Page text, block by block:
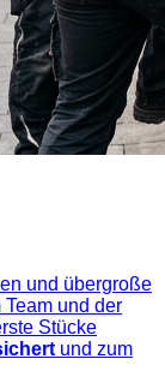
und übergroße
Team und der
Stücke
und zum